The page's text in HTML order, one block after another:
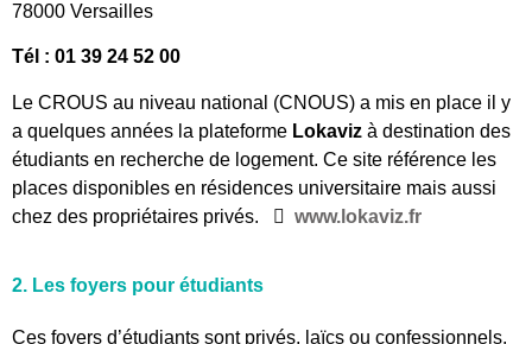
78000 Versailles
Tél : 01 39 24 52 00
Le CROUS au niveau national (CNOUS) a mis en place il y
a quelques années la plateforme Lokaviz à destination des
étudiants en recherche de logement. Ce site référence les
places disponibles en résidences universitaire mais aussi
chez des propriétaires privés.
 www.lokaviz.fr
2. Les foyers pour étudiants
Ces foyers d’étudiants sont privés, laïcs ou confessionnels.